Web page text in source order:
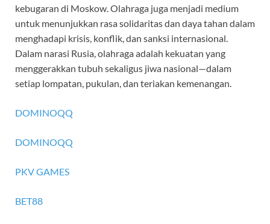
kebugaran di Moskow. Olahraga juga menjadi medium
untuk menunjukkan rasa solidaritas dan daya tahan dalam
menghadapi krisis, konflik, dan sanksi internasional.
Dalam narasi Rusia, olahraga adalah kekuatan yang
menggerakkan tubuh sekaligus jiwa nasional—dalam
setiap lompatan, pukulan, dan teriakan kemenangan.
DOMINOQQ
DOMINOQQ
PKV GAMES
BET88